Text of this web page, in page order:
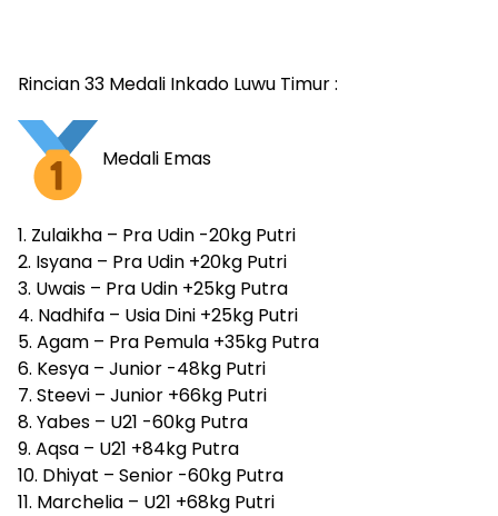
Rincian 33 Medali Inkado Luwu Timur :
Medali Emas
1. Zulaikha – Pra Udin -20kg Putri
2. Isyana – Pra Udin +20kg Putri
3. Uwais – Pra Udin +25kg Putra
4. Nadhifa – Usia Dini +25kg Putri
5. Agam – Pra Pemula +35kg Putra
6. Kesya – Junior -48kg Putri
7. Steevi – Junior +66kg Putri
8. Yabes – U21 -60kg Putra
9. Aqsa – U21 +84kg Putra
10. Dhiyat – Senior -60kg Putra
11. Marchelia – U21 +68kg Putri